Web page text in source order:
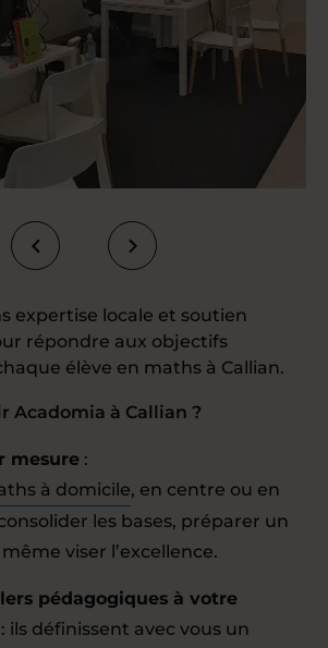
expertise locale et soutien
répondre aux objectifs
élève en maths à Callian.
Acadomia à Callian ?
mesure :
à domicile, en centre ou en
les bases, préparer un
viser l’excellence.
pédagogiques à votre
: ils définissent avec vous un